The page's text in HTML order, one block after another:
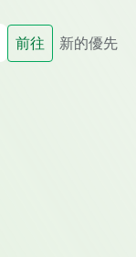
前往 新的優先